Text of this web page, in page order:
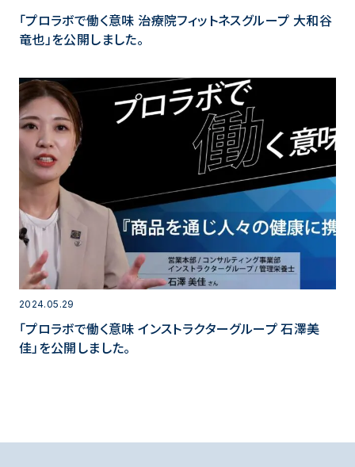
「プロラボで働く意味 治療院フィットネスグループ 大和谷
竜也」を公開しました。
2024.05.29
「プロラボで働く意味 インストラクターグループ 石澤美
佳」を公開しました。